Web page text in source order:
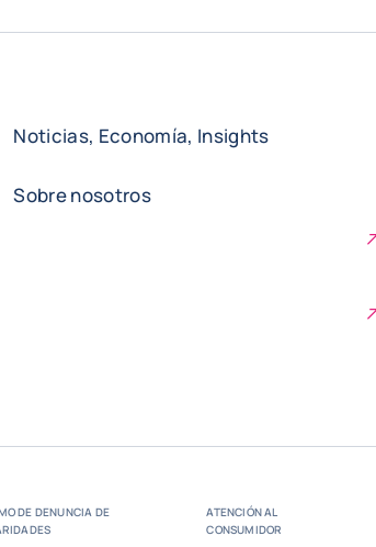
Noticias, Economía, Insights
Sobre nosotros
DE DENUNCIA DE
ATENCIÓN AL
CONSUMIDOR